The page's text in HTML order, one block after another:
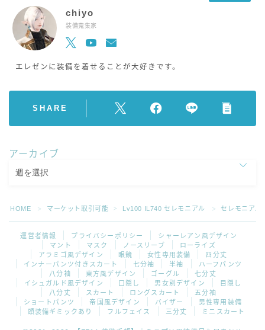
chiyo
装備蒐集家
エレゼンに装備を着せることが大好きです。
SHARE
アーカイブ
HOME ＞ マーケット取引可能 ＞ Lv100 IL740 セレモニアル ＞ セレモニアル
運営者情報 プライバシーポリシー
シャーレアン風デザイン
マント
マスク ノースリーブ
ローライズ
アラミゴ風デザイン
眼鏡 女性専用装備
四分丈
インナーパンツ付きスカート
七分袖 半袖
ハーフパンツ
八分袖
東方風デザイン ゴーグル
七分丈
イシュガルド風デザイン
口隠し 男女別デザイン
目隠し
八分丈
スカート ロングスカート
五分袖
ショートパンツ
帝国風デザイン バイザー
男性専用装備
頭装備ギミックあり
フルフェイス 三分丈 ミニスカート